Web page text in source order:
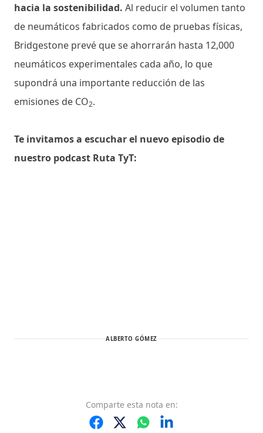
hacia la sostenibilidad. Al reducir el volumen tanto
de neumáticos fabricados como de pruebas físicas,
Bridgestone prevé que se ahorrarán hasta 12,000
neumáticos experimentales cada año, lo que
supondrá una importante reducción de las
emisiones de CO2.
Te invitamos a escuchar el nuevo episodio de
nuestro podcast Ruta TyT:
ALBERTO GÓMEZ
Comparte esta nota en: